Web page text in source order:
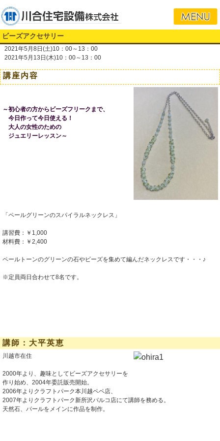
ビーズアクセサリー
2021年5月8日(土)10：00～13：00
2021年5月13日(木)10：00～13：00
講座内容
～初心者の方からビーズフリークまで、
今日作って今日使える！
大人の女性のための
ジュエリーレッスン～
「ペールグリーンのスパイラルネックレス」
講習費：￥1,000
材料費：￥2,400
ペールトーンのグリーンの石やビーズを集めて編んだネックレスです・・・♪
※定員両日合わせて8名です。
講師：大平英恵
川越市在住
2000年より、趣味としてビーズアクセサリーを
作り始め、2004年委託販売開始。
2006年よりクラフトパーク本川越ペペ店、
2007年よりクラフトパーク新所沢パルコ店にて講師を務める。
天然石、パールをメインに作品を制作。